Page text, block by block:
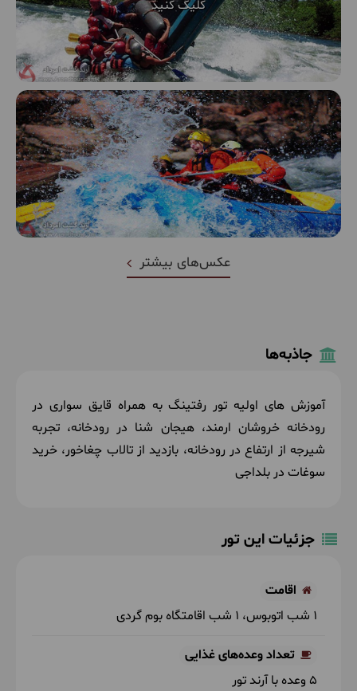
عکس‌های بیشتر
جاذبه‌ها
آموزش های اولیه تور رفتینگ به همراه قایق سواری در
رودخانه خروشان ارمند،هیجان شنا در رودخانه، تجربه
شیرجه از ارتفاع در رودخانه، بازدید از تالاب چغاخور، خرید
سوغات در بلداجی
جزئیات این تور
اقامت
1 شب اتوبوس
1 شب اقامتگاه بوم گردی
تعداد وعده‌های غذایی
5 وعده با آرند تور